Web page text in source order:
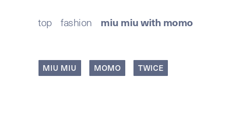
top/fashion miu miu with momo
MIU MIU MOMO TWICE